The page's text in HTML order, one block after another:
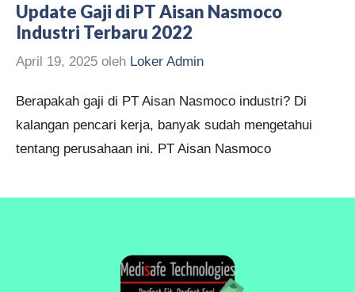
Update Gaji di PT Aisan Nasmoco
Industri Terbaru 2022
April 19, 2025 oleh Loker Admin
Berapakah gaji di PT Aisan Nasmoco industri? Di
kalangan pencari kerja, banyak sudah mengetahui
tentang perusahaan ini. PT Aisan Nasmoco